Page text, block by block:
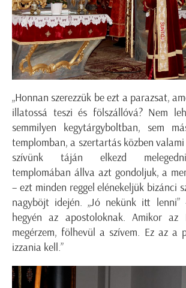
„Honnan szerezzük be ezt a parazsat,
illatossá teszi és fölszállóvá? Nem
semmilyen kegytárgyboltban, sem
templomban, a szertartás közben
szívünk táján elkezd
templomában állva azt gondoljuk, a
– ezt minden reggel elénekeljük bizánci
nagyböjt idején. „Jó nekünk itt
hegyén az apostoloknak. Amikor az
megérzem, fölhevül a szívem. Ez az a
izzania kell.”